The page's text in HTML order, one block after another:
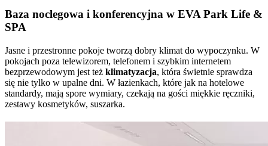
Baza noclegowa i konferencyjna w EVA Park Life &
SPA
Jasne i przestronne pokoje tworzą dobry klimat do wypoczynku. W
pokojach poza telewizorem, telefonem i szybkim internetem
bezprzewodowym jest też klimatyzacja, która świetnie sprawdza
się nie tylko w upalne dni. W łazienkach, które jak na hotelowe
standardy, mają spore wymiary, czekają na gości miękkie ręczniki,
zestawy kosmetyków, suszarka.